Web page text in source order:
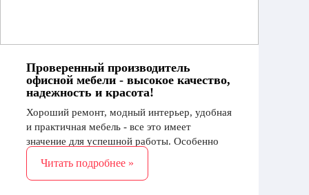
Проверенный производитель
офисной мебели - высокое качество,
надежность и красота!
Хороший ремонт, модный интерьер, удобная
и практичная мебель - все это имеет
значение для успешной работы. Особенно
руководителя
Читать подробнее »